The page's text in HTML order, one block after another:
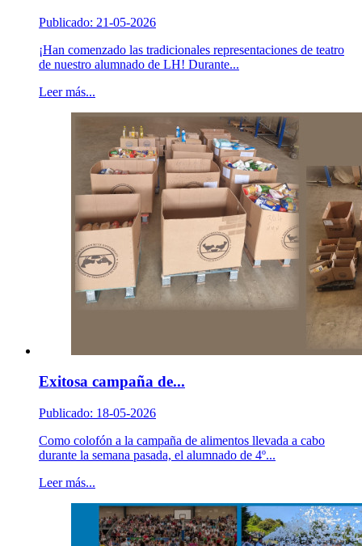
Publicado: 21-05-2026
¡Han comenzado las tradicionales representaciones de teatro
de nuestro alumnado de LH! Durante...
Leer más...
Exitosa campaña de...
Publicado: 18-05-2026
Como colofón a la campaña de alimentos llevada a cabo
durante la semana pasada, el alumnado de 4º...
Leer más...